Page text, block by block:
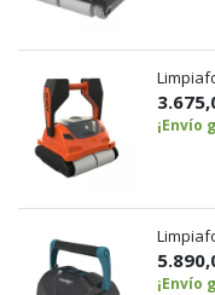
¡Envío
¡Envío